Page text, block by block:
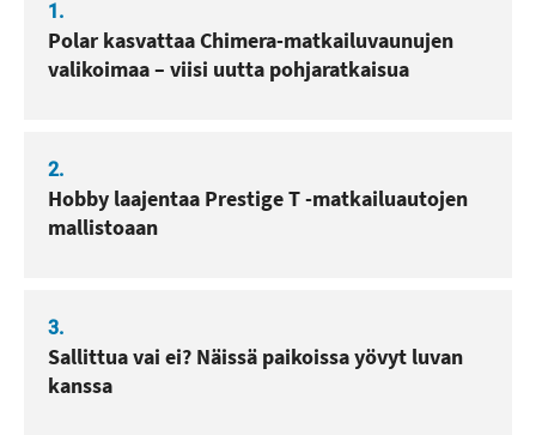
1.
Polar kasvattaa Chimera-matkailuvaunujen
valikoimaa – viisi uutta pohjaratkaisua
2.
Hobby laajentaa Prestige T -matkailuautojen
mallistoaan
3.
Sallittua vai ei? Näissä paikoissa yövyt luvan
kanssa